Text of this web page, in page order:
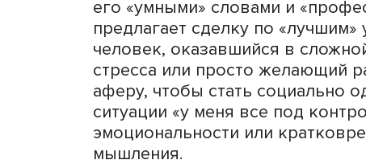
Люди нередко
извлечения прибыли, не
столько с целью
«быть в тренде»,
Появление информации
недобросовестных